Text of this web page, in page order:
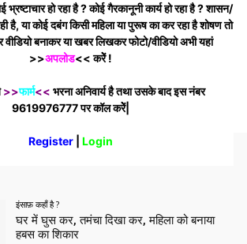
up comments by email.
posts by email.
इंसाफ़ कहाँ है ?
घर में घुस कर, तमंचा दिखा कर, महिला को बनाया
हबस का शिकार
हो रहा है ? कोई गैरकानूनी कार्य हो रहा है ? शासन/
है, या कोई दबंग किसी महिला या पुरूष का कर रहा है शोषण तो
बनाकर या खबर लिखकर फोटो/वीडियो अभी यहां
>>अपलोड<< करेेें !
>>फार्म<< भरना अनिवार्य है तथा उसके बाद इस नंबर
9619976777 पर कॉल करेेें|
Register| Login